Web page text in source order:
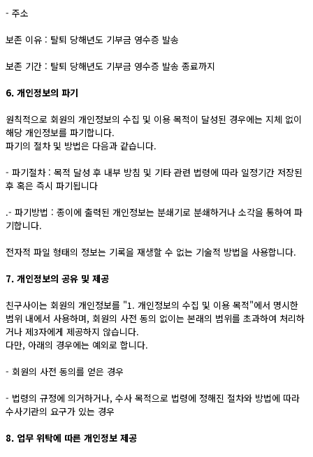
- 주소
보존 이유 : 탈퇴 당해년도 기부금 영수증 발송
보존 기간 : 탈퇴 당해년도 기부금 영수증 발송 종료까지
6. 개인정보의 파기
원칙적으로 회원의 개인정보의 수집 및 이용 목적이 달성된 경우에는 지체 없이
해당 개인정보를 파기합니다.
파기의 절차 및 방법은 다음과 같습니다.
- 파기절차 : 목적 달성 후 내부 방침 및 기타 관련 법령에 따라 일정기간 저장된
후 혹은 즉시 파기됩니다
.- 파기방법 : 종이에 출력된 개인정보는 분쇄기로 분쇄하거나 소각을 통하여 파
기합니다.
전자적 파일 형태의 정보는 기록을 재생할 수 없는 기술적 방법을 사용합니다.
7. 개인정보의 공유 및 제공
친구사이는 회원의 개인정보를 "1. 개인정보의 수집 및 이용 목적"에서 명시한
범위 내에서 사용하며, 회원의 사전 동의 없이는 본래의 범위를 초과하여 처리하
거나 제3자에게 제공하지 않습니다.
다만, 아래의 경우에는 예외로 합니다.
- 회원의 사전 동의를 얻은 경우
- 법령의 규정에 의거하거나, 수사 목적으로 법령에 정해진 절차와 방법에 따라
수사기관의 요구가 있는 경우
8. 업무 위탁에 따른 개인정보 제공